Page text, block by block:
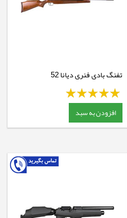
تفنگ بادی فنری دیانا 52
افزودن به سبد